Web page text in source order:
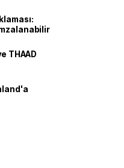
THAAD